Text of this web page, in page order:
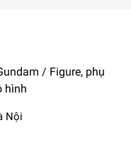
/ Figure, phụ
hình
Nội